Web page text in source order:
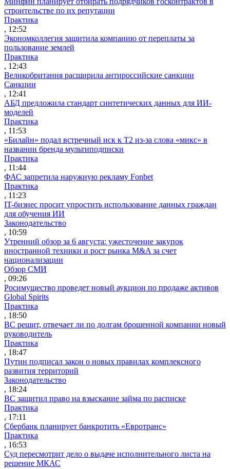
строительстве по их репутации
Практика
, 12:52
Экономколлегия защитила компанию от переплаты за
пользование землей
Практика
, 12:43
Великобритания расширила антироссийские санкции
Санкции
, 12:41
АБД предложила стандарт синтетических данных для ИИ-
моделей
Практика
, 11:53
«Билайн» подал встречный иск к Т2 из-за слова «микс» в
названии бренда мультиподписки
Практика
, 11:44
ФАС запретила наружную рекламу Fonbet
Практика
, 11:23
IT-бизнес просит упростить использование данных граждан
для обучения ИИ
Законодательство
, 10:59
Утренний обзор за 6 августа: ужесточение закупок
иностранной техники и рост рынка M&A за счет
национализации
Обзор СМИ
, 09:26
Росимущество проведет новый аукцион по продаже активов
Global Spirits
Практика
, 18:50
ВС решит, отвечает ли по долгам брошенной компании новый
руководитель
Практика
, 18:47
Путин подписал закон о новых правилах комплексного
развития территорий
Законодательство
, 18:24
ВС защитил право на взыскание займа по расписке
Практика
, 17:11
Сбербанк планирует банкротить «Евротранс»
Практика
, 16:53
Суд пересмотрит дело о выдаче исполнительного листа на
решение МКАС